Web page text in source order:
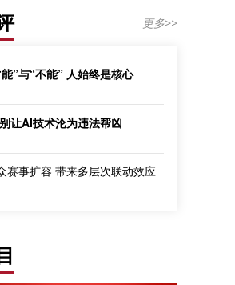
更多>>
”与“不能” 人始终是核心
让AI技术沦为违法帮凶
赛事扩容 带来多层次联动效应